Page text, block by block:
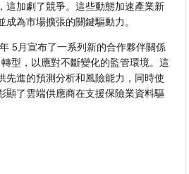
這加劇了競爭。這些動態加速產業新
為市場擴張的關鍵驅動力。
5月宣布了一系列新的合作夥伴關係
型，以應對不斷變化的監管環境。這
先進的預測分析和風險能力，同時使
顯了雲端供應商在支援保險業資料驅